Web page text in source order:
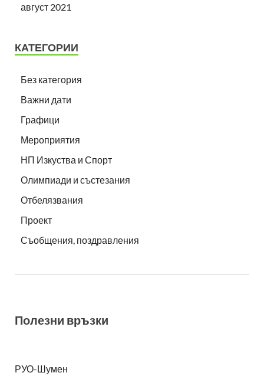
август 2021
КАТЕГОРИИ
Без категория
Важни дати
Графици
Мероприятия
НП Изкуства и Спорт
Олимпиади и състезания
Отбелязвания
Проект
Съобщения, поздравления
Полезни връзки
РУО-Шумен